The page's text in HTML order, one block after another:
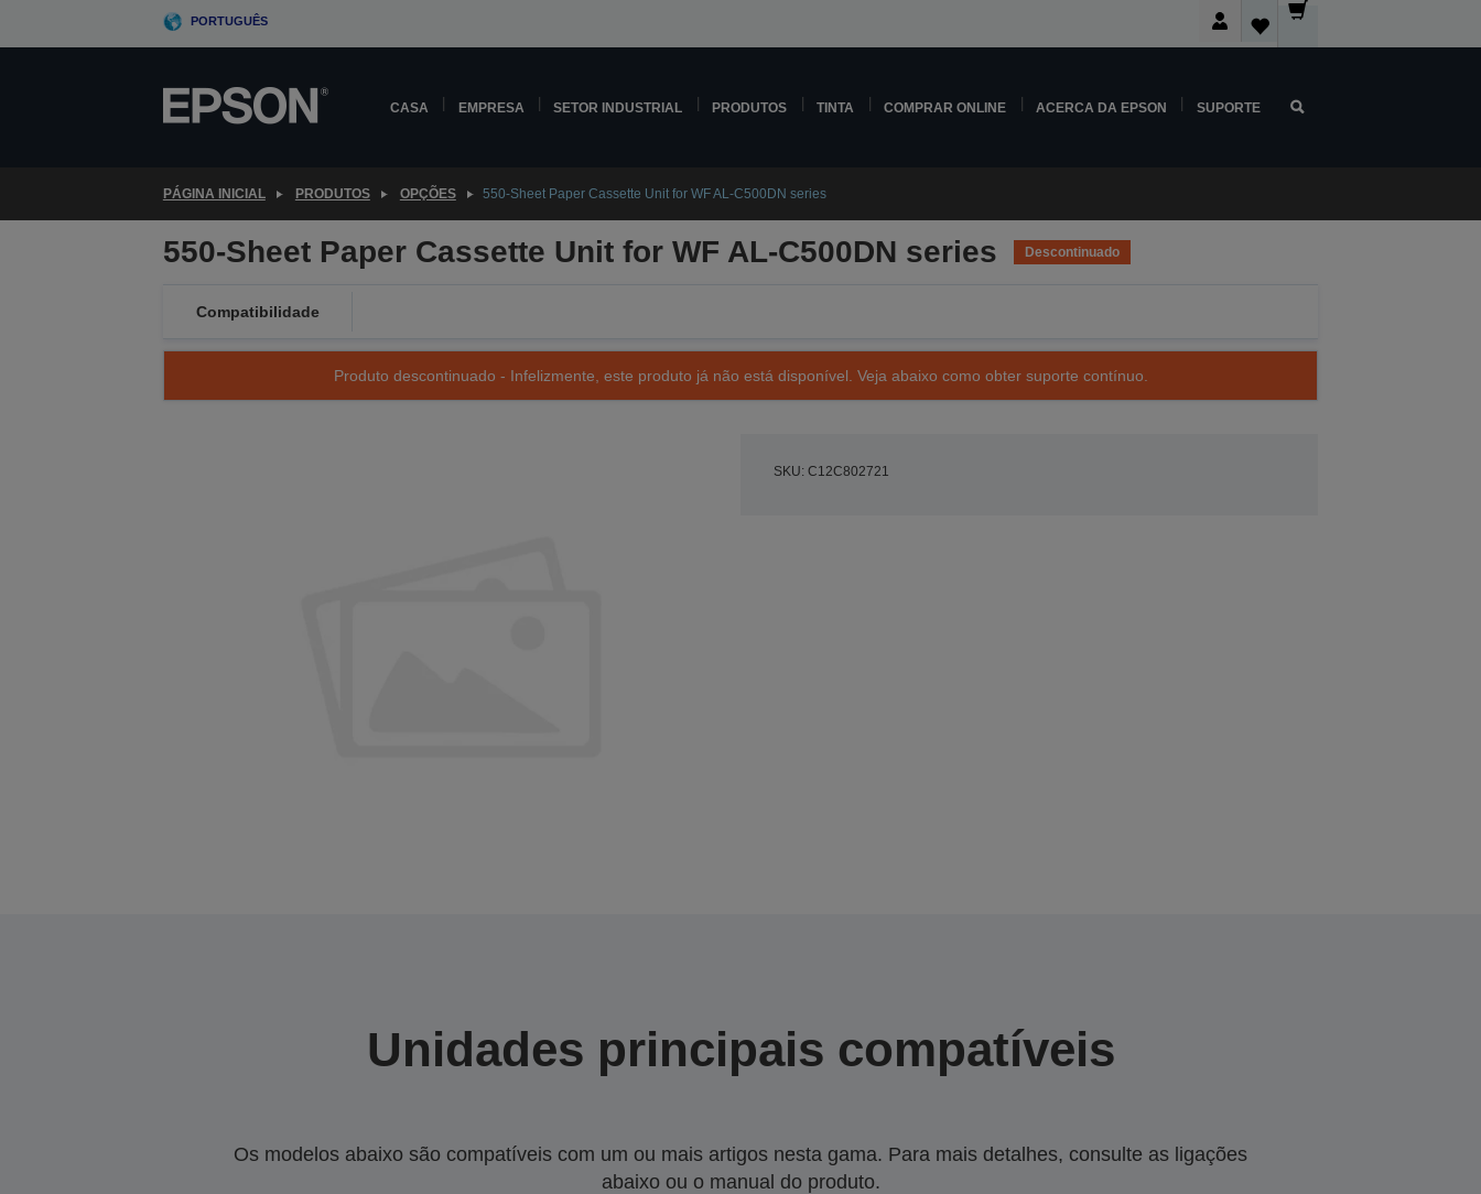
PORTUGUÊS
CASA EMPRESA SETOR INDUSTRIAL PRODUTOS TINTA COMPRAR ONLINE ACERCA DA EPSON SUPORTE
PÁGINA INICIAL PRODUTOS OPÇÕES 550-Sheet Paper Cassette Unit for WF AL-C500DN series
550-Sheet Paper Cassette Unit for WF AL-C500DN series Descontinuado
Compatibilidade
Produto descontinuado - Infelizmente, este produto já não está disponível. Veja abaixo como obter suporte contínuo.
SKU: C12C802721
Unidades principais compatíveis
Os modelos abaixo são compatíveis com um ou mais artigos nesta gama. Para mais detalhes, consulte as ligações
abaixo ou o manual do produto.